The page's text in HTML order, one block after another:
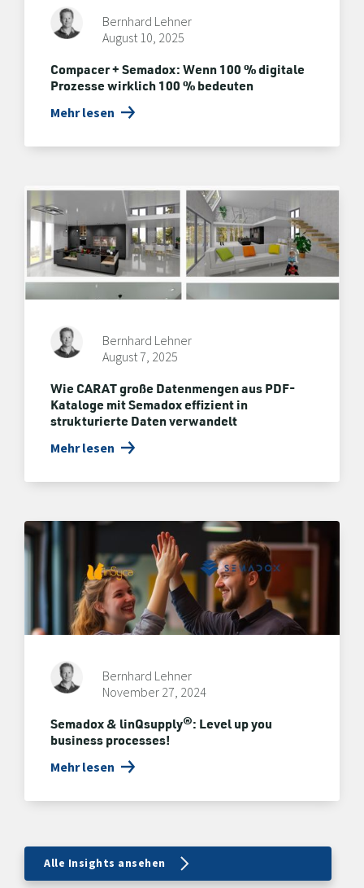
Bernhard Lehner
August 10, 2025
Compacer + Semadox: Wenn 100 % digitale
Prozesse wirklich 100 % bedeuten
Mehr lesen
Bernhard Lehner
August 7, 2025
Wie CARAT große Datenmengen aus PDF-
Kataloge mit Semadox effizient in
strukturierte Daten verwandelt
Mehr lesen
Bernhard Lehner
November 27, 2024
Semadox & linQsupply®: Level up you
business processes!
Mehr lesen
Alle Insights ansehen